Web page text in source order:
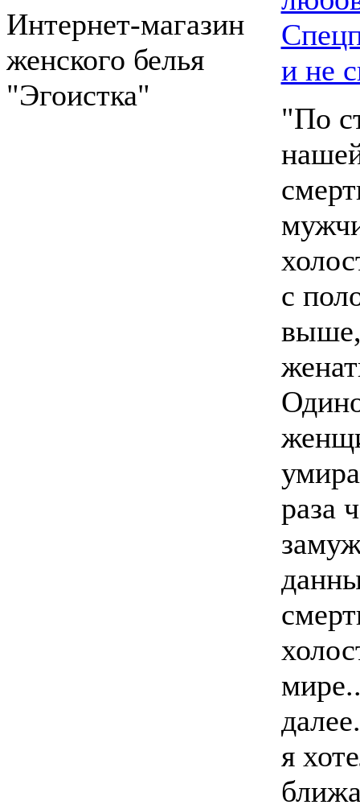
Интернет-магазин
женского белья
"Эгоистка"
и не
"По
с
раза
я